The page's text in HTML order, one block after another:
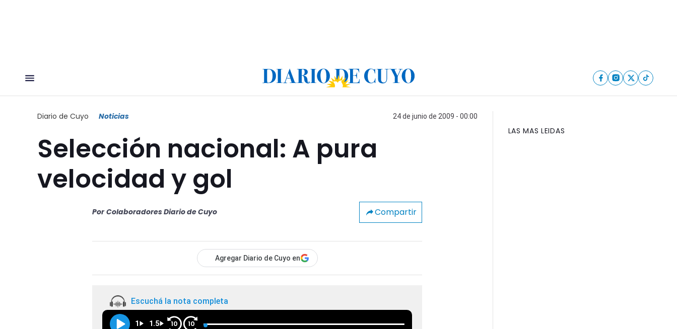
Diario de Cuyo Noticias 24 de junio de 2009 - 00:00
Selección nacional: A pura
velocidad y gol
Por Colaboradores Diario de Cuyo Compartir
Agregar Diario de Cuyo en
Escuchá la nota completa
1 1.5 10 10
LAS MAS LEIDAS